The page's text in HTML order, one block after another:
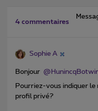
4 commentaires
Sophie A
Bonjour
Pourriez-vous indiquer le
profil privé?